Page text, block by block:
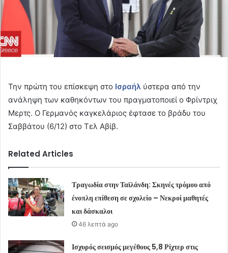
Την πρώτη του επίσκεψη στο Ισραήλ ύστερα από την
ανάληψη των καθηκόντων του πραγματοποιεί ο Φρίντριχ
Μερτς. Ο Γερμανός καγκελάριος έφτασε το βράδυ του
Σαββάτου (6/12) στο Τελ Αβίβ.
Related Articles
Τραγωδία στην Ταϊλάνδη: Σκηνές τρόμου από
ένοπλη επίθεση σε σχολείο – Νεκροί μαθητές
και δάσκαλοι
46 λεπτά ago
Ισχυρός σεισμός μεγέθους 5,8 Ρίχτερ στις